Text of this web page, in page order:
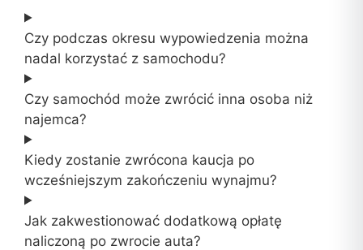
Czy podczas okresu wypowiedzenia można
nadal korzystać z samochodu?
Czy samochód może zwrócić inna osoba niż
najemca?
Kiedy zostanie zwrócona kaucja po
wcześniejszym zakończeniu wynajmu?
Jak zakwestionować dodatkową opłatę
naliczoną po zwrocie auta?